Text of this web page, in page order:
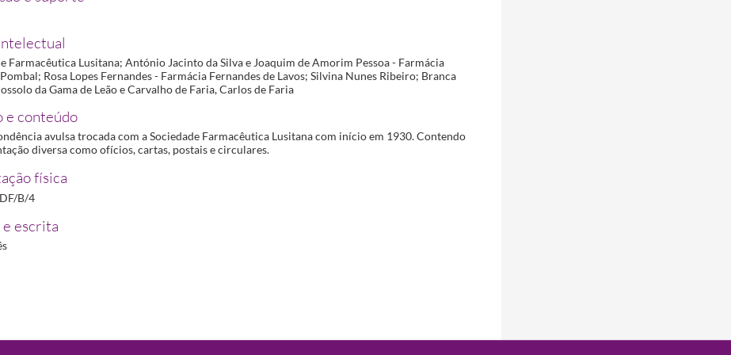
Gama de Leão e Carvalho de Faria e Carlos de Faria
- 1931
- 1932 1932-05-11/1932-10-05
Farmacêutica Lusitana; António Jacinto da Silva e Joaquim de Amorim Pessoa - Farmácia
Rosa Lopes Fernandes - Farmácia Fernandes de Lavos; Silvina Nunes Ribeiro; Branca
da Gama de Leão e Carvalho de Faria, Carlos de Faria
e conteúdo
avulsa trocada com a Sociedade Farmacêutica Lusitana com início em 1930. Contendo
diversa como ofícios, cartas, postais e circulares.
física
B/4
e escrita